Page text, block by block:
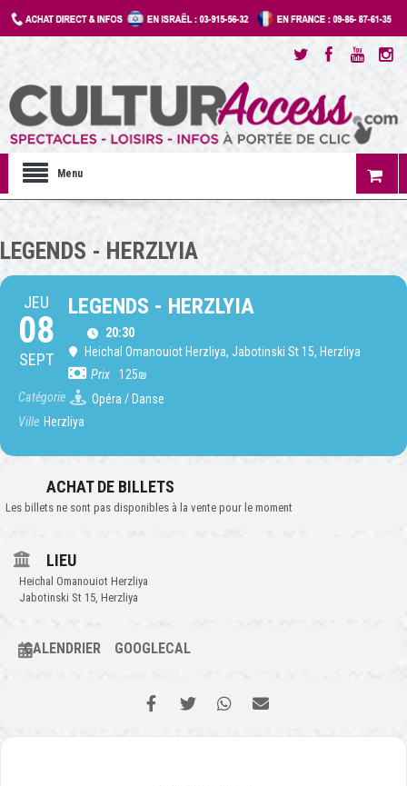
Menu
LEGENDS - HERZLYIA
JEU
08
SEPT
LEGENDS - HERZLYIA
20:30
Heichal Omanouiot Herzliya, Jabotinski St 15, Herzliya
Prix
125₪
Catégorie
Opéra / Danse
Ville Herzliya
ACHAT DE BILLETS
Les billets ne sont pas disponibles à la vente pour le moment
LIEU
Heichal Omanouiot Herzliya
Jabotinski St 15, Herzliya
CALENDRIER GOOGLECAL